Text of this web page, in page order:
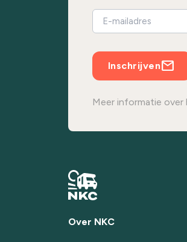
Inschrijven
Meer informatie
Over NKC